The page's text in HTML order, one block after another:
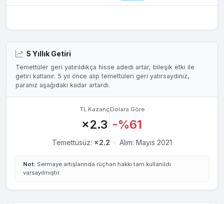
5 Yıllık Getiri
Temettüler geri yatırıldıkça hisse adedi artar, bileşik etki ile
getiri katlanır. 5 yıl önce alıp temettüleri geri yatırsaydınız,
paranız aşağıdaki kadar artardı.
TL Kazanç
×2.3
Dolara Göre
-%61
Temettüsüz: ×2.2 · Alım: Mayıs 2021
Not: Sermaye artışlarında rüçhan hakkı tam kullanıldı
varsayılmıştır.